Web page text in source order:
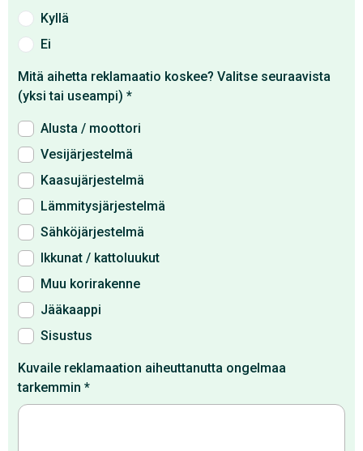
Kyllä
Ei
Mitä aihetta reklamaatio koskee? Valitse seuraavista
(yksi tai useampi) *
Alusta / moottori
Vesijärjestelmä
Kaasujärjestelmä
Lämmitysjärjestelmä
Sähköjärjestelmä
Ikkunat / kattoluukut
Muu korirakenne
Jääkaappi
Sisustus
Kuvaile reklamaation aiheuttanutta ongelmaa
tarkemmin *